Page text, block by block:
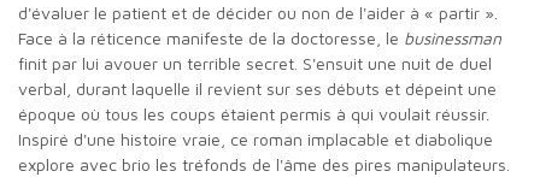
d'évaluer le patient et de décider ou non de l'aider à « partir ».
Face à la réticence manifeste de la doctoresse, le businessman
finit par lui avouer un terrible secret. S'ensuit une nuit de duel
verbal, durant laquelle il revient sur ses débuts et dépeint une
époque où tous les coups étaient permis à qui voulait réussir.
Inspiré d'une histoire vraie, ce roman implacable et diabolique
explore avec brio les tréfonds de l'âme des pires manipulateurs.